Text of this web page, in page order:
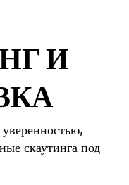
И
скаутинга под